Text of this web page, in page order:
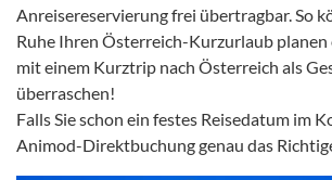
Anreisereservierung frei übertragbar. So
Ruhe Ihren Österreich-Kurzurlaub planen
mit einem Kurztrip nach Österreich als
überraschen!
Falls Sie schon ein festes Reisedatum im
Animod-Direktbuchung genau das